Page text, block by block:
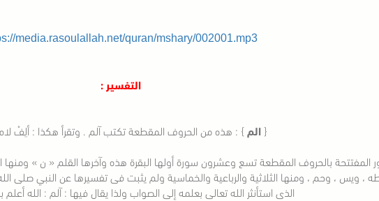
media.rasoulallah.net/quran/mshary/002001.mp3
التفسير :
{الم } : هذه من الحروف المقطعة تكتب آلم . وتقرأ هكذا : ألِفْ
المفتتحة بالحروف المقطعة تسع وعشرون سورة أولها البقرة هذه وآخرها القلم « ن » ومنها
، ويس ، وحم ، ومنها الثلاثية والرباعية والخماسية ولم يثبت فى تفسيرها عن النبي صلى
الذى استأنثر الله تعالى بعلمه إلى الصواب ولذا يقال فيها : آلم : الله أعلم